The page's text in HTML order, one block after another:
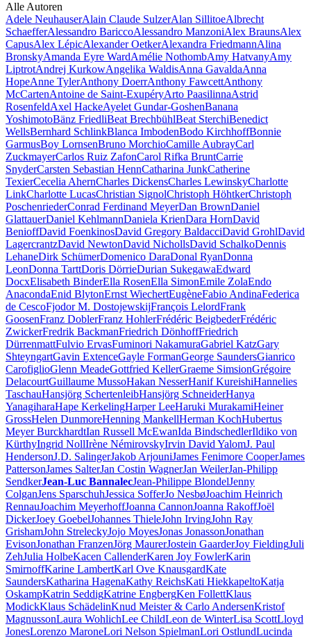
Alle Autoren
Adele NeuhauserAlain Claude SulzerAlan SillitoeAlbrecht
SchaefferAlessandro BariccoAlessandro ManzoniAlex BraunsAlex
CapusAlex LépicAlexander OetkerAlexandra FriedmannAlina
BronskyAmanda Eyre WardAmélie NothombAmy HatvanyAmy
LiptrotAndrej KurkowAngelika WaldisAnna GavaldaAnna
HopeAnne TylerAnthony DoerrAnthony FawcettAnthony
McCartenAntoine de Saint-ExupéryArto PaasilinnaAstrid
RosenfeldAxel HackeAyelet Gundar-GoshenBanana
YoshimotoBänz FriedliBeat BrechbühlBeat SterchiBenedict
WellsBernhard SchlinkBlanca ImbodenBodo KirchhoffBonnie
GarmusBoy LornsenBruno MorchioCamille AubrayCarl
ZuckmayerCarlos Ruiz ZafonCarol Rifka BruntCarrie
SnyderCarsten Sebastian HennCatharina JunkCatherine
TexierCecelia AhernCharles DickensCharles LewinskyCharlotte
LinkCharlotte LucasChristian SignolChristoph HöhtkerChristoph
PoschenriederConrad Ferdinand MeyerDan BrownDaniel
GlattauerDaniel KehlmannDaniela KrienDara HornDavid
BenioffDavid FoenkinosDavid Gregory BaldacciDavid GrohlDavid
LagercrantzDavid NewtonDavid NichollsDavid SchalkoDennis
LehaneDirk SchümerDomenico DaraDonal RyanDonna
LeonDonna TarttDoris DörrieDurian SukegawaEdward
DocxElisabeth BinderElla RosenElla SimonEmile ZolaEndo
AnacondaEnid BlytonErnst WiechertEugèneFabio AndinaFederica
de CescoFjodor M. DostojewskijFrançois LelordFrank
GoosenFranz DoblerFranz HohlerFrédéric BeigbederFrédéric
ZwickerFredrik BackmanFriedrich DönhoffFriedrich
DürrenmattFulvio ErvasFuminori NakamuraGabriel KatzGary
ShteyngartGavin ExtenceGayle FormanGeorge SaundersGianrico
CarofiglioGlenn MeadeGottfried KellerGraeme SimsionGrégoire
DelacourtGuillaume MussoHakan NesserHanif KureishiHannelies
TaschauHansjörg SchertenleibHansjörg SchneiderHanya
YanagiharaHape KerkelingHarper LeeHaruki MurakamiHeiner
GrossHelen DunmoreHenning MankellHerman KochHubertus
Meyer BurckhardtIan Russell McEwanIda BindschedlerIldiko von
KürthyIngrid NollIrène NémirovskyIrvin David YalomJ. Paul
HendersonJ.D. SalingerJakob ArjouniJames Fenimore CooperJames
PattersonJames SalterJan Costin WagnerJan WeilerJan-Philipp
SendkerJean-Luc BannalecJean-Philippe BlondelJenny
ColganJens SparschuhJessica SofferJo NesbøJoachim Heinrich
RennauJoachim MeyerhoffJoanna CannonJoanna RakoffJoël
DickerJoey GoebelJohannes ThieleJohn IrvingJohn Ray
GrishamJohn StreleckyJojo MoyesJonas JonassonJonathan
EvisonJonathan FranzenJörg MaurerJostein GaarderJoy FieldingJuli
ZehJulia HolbeKacen CallenderKaren Joy FowlerKarin
SmirnoffKarine LambertKarl Ove KnausgardKate
SaundersKatharina HagenaKathy ReichsKati HiekkapeltoKatja
OskampKatrin SeddigKatrine EngbergKen FollettKlaus
ModickKlaus SchädelinKnud Meister & Carlo AndersenKristof
MagnussonLaura WohlichLee ChildLeon de WinterLisa ScottLloyd
JonesLorenzo MaroneLori Nelson SpielmanLori OstlundLucinda